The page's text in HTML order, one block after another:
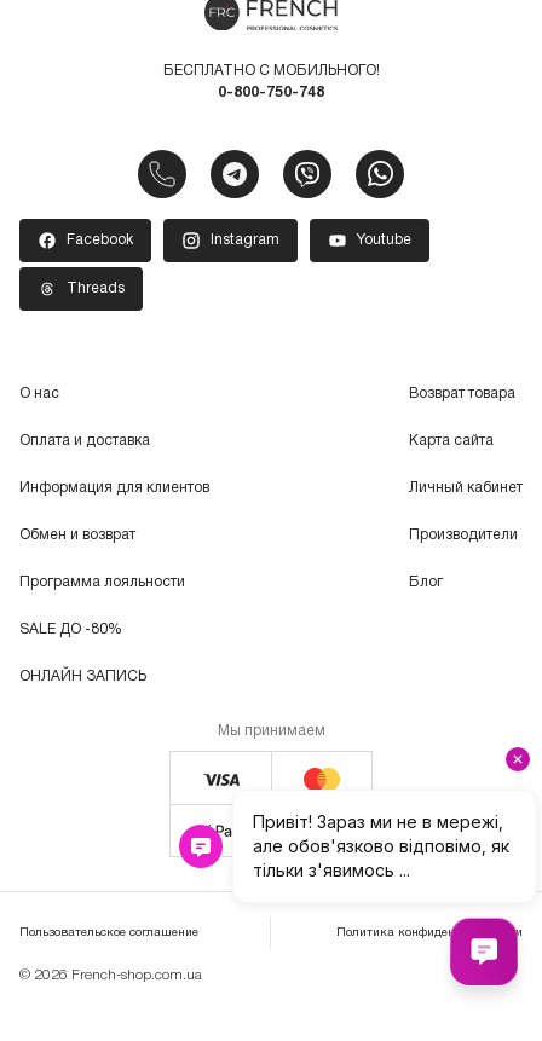
БЕСПЛАТНО С МОБИЛЬНОГО!
0-800-750-748
Facebook Instagram Youtube
Threads
О нас
Оплата и доставка
Информация для клиентов
Обмен и возврат
Программа лояльности
SALE ДО -80%
ОНЛАЙН ЗАПИСЬ
Возврат товара
Карта сайта
Личный кабинет
Производители
Блог
Мы принимаем
© 2026 French-shop.com.ua
Пользовательское соглашение Политика конфиденциальности